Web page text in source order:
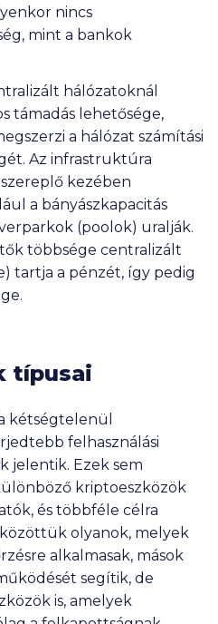
nincs
mint a bankok
hálózatoknál
támadás lehetősége,
a hálózat számítási
Az infrastruktúra
kezében
a bányászkapacitás
(poolok) uralják.
többsége centralizált
tartja a pénzét, így pedig
típusai
kétségtelenül
felhasználási
jelentik. Ezek sem
kriptoeszközök
és többféle célra
olyanok, melyek
alkalmasak, mások
segítik, de
is, amelyek